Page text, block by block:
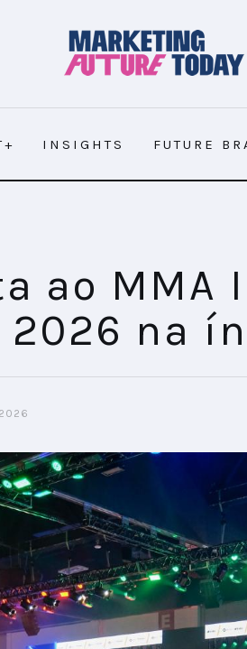
INSIGHTS FUTURE
ao MMA
na